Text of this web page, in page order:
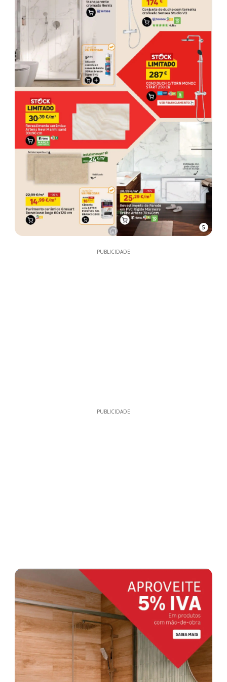
5
PUBLICIDADE
PUBLICIDADE